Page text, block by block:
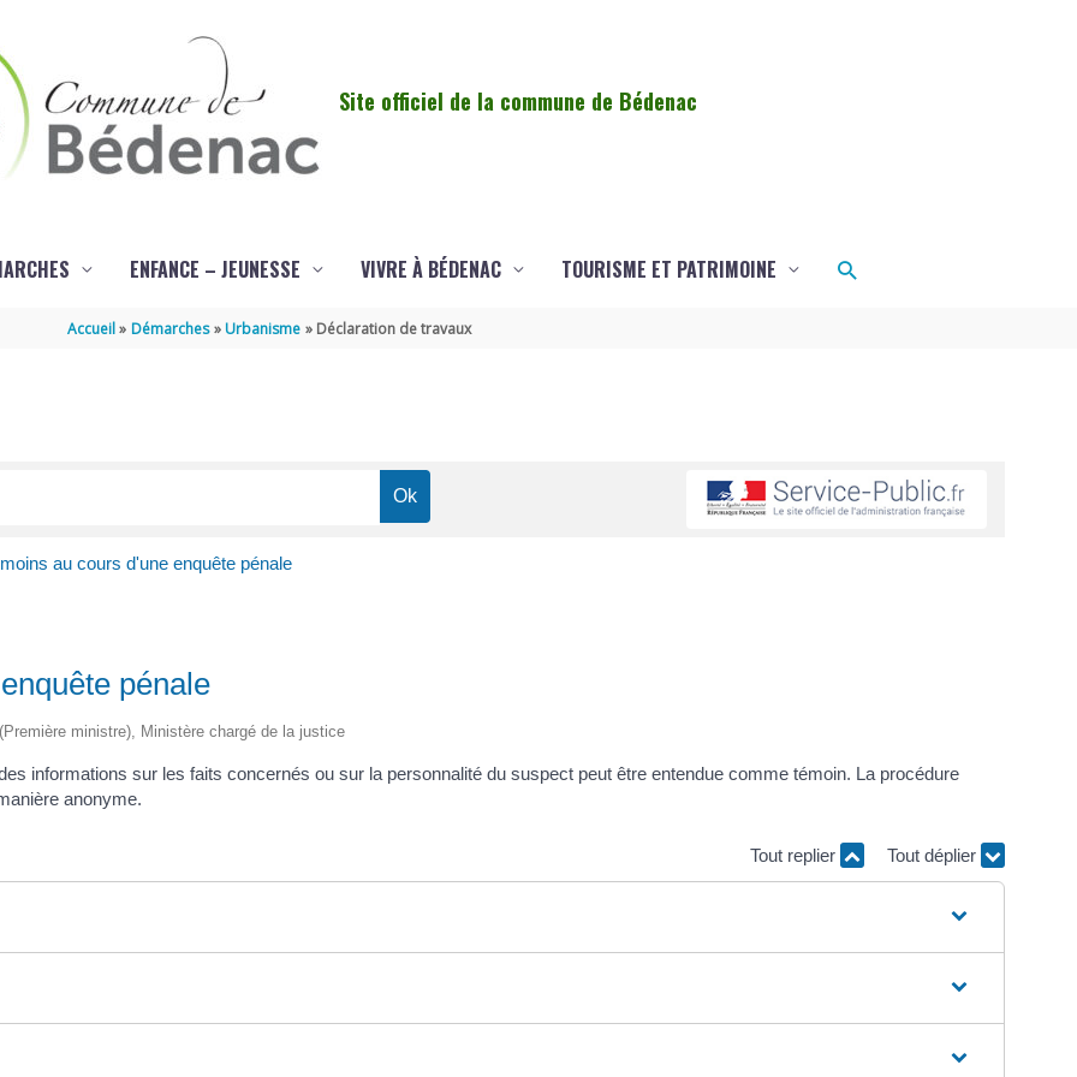
Site officiel de la commune de Bédenac
ENFANCE – JEUNESSE VIVRE À BÉDENAC TOURISME ET PATRIMOINE Rechercher
Accueil Démarches Urbanisme Déclaration de travaux
au cours d'une enquête pénale
pénale
ministre), Ministère chargé de la justice
informations sur les faits concernés ou sur la personnalité du suspect peut être entendue comme témoin. La procédure
anonyme.
Tout replier Tout déplier